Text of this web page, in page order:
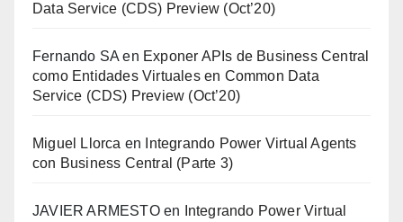
Data Service (CDS) Preview (Oct’20)
Fernando SA en Exponer APIs de Business Central
como Entidades Virtuales en Common Data
Service (CDS) Preview (Oct’20)
Miguel Llorca en
Integrando Power Virtual Agents
con Business Central (Parte 3)
JAVIER ARMESTOen
Integrando Power Virtual